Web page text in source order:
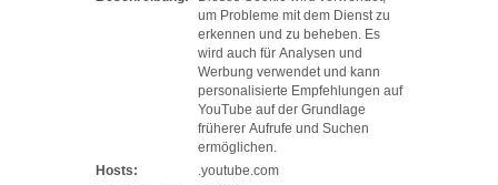
um Probleme mit dem Dienst zu
erkennen und zu beheben. Es
wird auch für Analysen und
Werbung verwendet und kann
personalisierte Empfehlungen auf
YouTube auf der Grundlage
früherer Aufrufe und Suchen
ermöglichen.
Hosts:
.youtube.com